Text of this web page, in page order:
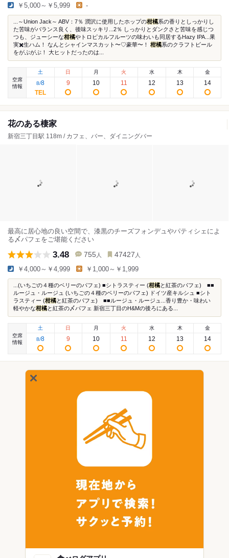
￥5,000～￥5,999 -
...～Union Jack～ ABV：7％ 潤沢に使用したホップの柑橘系の香りとしっかりし
た苦味がバランス良く、後味スッキリ...2％ しっかりとダンクさと苦味を感じつ
つも、ジューシーな柑橘やトロピカルフルーツの味わいも同居するHazy IPA...果
実✖️生ハム！ なんとシャインマスカット〜♡豪華〜！ 柑橘系のクラフトビール
をがぶがぶ！ 大ヒットだったのは...
空席
情報
土
8/8
日
9
月
10
火
11
水
12
木
13
金
14
花のある棲家
新宿三丁目駅 118m / カフェ、バー、ダイニングバー
最高に居心地の良い空間で、漆黒のチーズフォンデュやパティシェによ
る〆パフェをご堪能ください
3.48 755 人 47427 人
￥4,000～￥4,999 ￥1,000～￥1,999
...(いちごの４種のベリーのパフェ) ■シトラスティー (柑橘と紅茶のパフェ) ■■
ルージュ・ルージュ (いちごの４種のベリーのパフェ) ドイツ産キルシュ ■シト
ラスティー (柑橘と紅茶のパフェ) ■■ルージュ・ルージュ...香り豊か・味わい
軽やかな柑橘と紅茶の〆パフェ 新宿三丁目のH&Mの後ろにある...
空席
情報
土
8/8
日
9
月
10
火
11
水
12
木
13
金
14